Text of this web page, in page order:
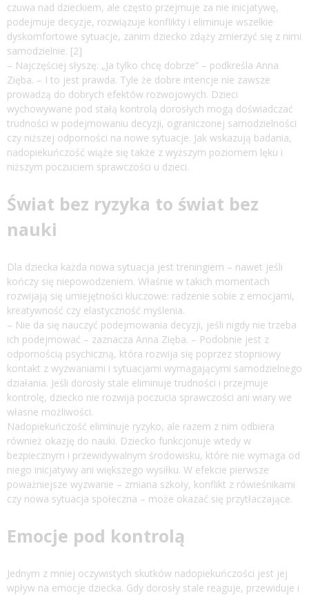
czuwa nad dzieckiem, ale często przejmuje za nie inicjatywę,
podejmuje decyzje, rozwiązuje konflikty i eliminuje wszelkie
dyskomfortowe sytuacje, zanim dziecko zdąży zmierzyć się z nimi
samodzielnie. [2]
– Najczęściej słyszę: „Ja tylko chcę dobrze” – podkreśla Anna
Zięba. – I to jest prawda. Tyle że dobre intencje nie zawsze
prowadzą do dobrych efektów rozwojowych. Dzieci
wychowywane pod stałą kontrolą dorosłych mogą doświadczać
trudności w podejmowaniu decyzji, ograniczonej samodzielności
czy niższej odporności na nowe sytuacje. Jak wskazują badania,
nadopiekuńczość wiąże się także z wyższym poziomem lęku i
niższym poczuciem sprawczości u dzieci.
Świat bez ryzyka to świat bez
nauki
Dla dziecka każda nowa sytuacja jest treningiem – nawet jeśli
kończy się niepowodzeniem. Właśnie w takich momentach
rozwijają się umiejętności kluczowe: radzenie sobie z emocjami,
kreatywność czy elastyczność myślenia.
– Nie da się nauczyć podejmowania decyzji, jeśli nigdy nie trzeba
ich podejmować – zaznacza Anna Zięba. – Podobnie jest z
odpornością psychiczną, która rozwija się poprzez stopniowy
kontakt z wyzwaniami i sytuacjami wymagającymi samodzielnego
działania. Jeśli dorosły stale eliminuje trudności i przejmuje
kontrolę, dziecko nie rozwija poczucia sprawczości ani wiary we
własne możliwości.
Nadopiekuńczość eliminuje ryzyko, ale razem z nim odbiera
również okazję do nauki. Dziecko funkcjonuje wtedy w
bezpiecznym i przewidywalnym środowisku, które nie wymaga od
niego inicjatywy ani większego wysiłku. W efekcie pierwsze
poważniejsze wyzwanie – zmiana szkoły, konflikt z rówieśnikami
czy nowa sytuacja społeczna – może okazać się przytłaczające.
Emocje pod kontrolą
Jednym z mniej oczywistych skutków nadopiekuńczości jest jej
wpływ na emocje dziecka. Gdy dorosły stale reaguje, przewiduje i